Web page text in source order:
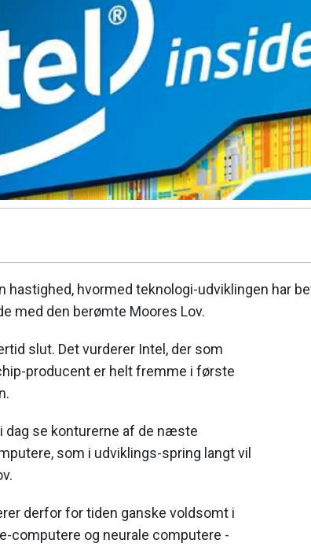
hastighed, hvormed teknologi-udviklingen har
med den berømte Moores Lov.
slut. Det vurderer Intel, der som
producent er helt fremme i første
dag se konturerne af de næste
som i udviklings-spring langt vil
derfor for tiden ganske voldsomt i
computere og neurale computere -